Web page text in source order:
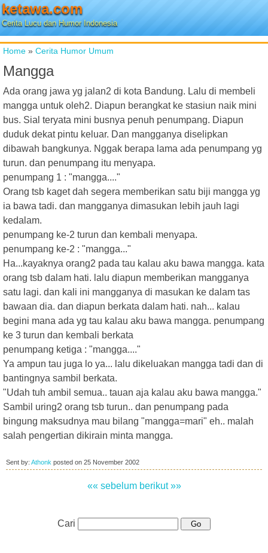
ketawa.com
Cerita Lucu dan Humor Indonesia
Home » Cerita Humor Umum
Mangga
Ada orang jawa yg jalan2 di kota Bandung. Lalu di membeli
mangga untuk oleh2. Diapun berangkat ke stasiun naik mini
bus. Sial teryata mini busnya penuh penumpang. Diapun
duduk dekat pintu keluar. Dan mangganya diselipkan
dibawah bangkunya. Nggak berapa lama ada penumpang yg
turun. dan penumpang itu menyapa.
penumpang 1 : "mangga...."
Orang tsb kaget dah segera memberikan satu biji mangga yg
ia bawa tadi. dan mangganya dimasukan lebih jauh lagi
kedalam.
penumpang ke-2 turun dan kembali menyapa.
penumpang ke-2 : "mangga..."
Ha...kayaknya orang2 pada tau kalau aku bawa mangga. kata
orang tsb dalam hati. lalu diapun memberikan mangganya
satu lagi. dan kali ini mangganya di masukan ke dalam tas
bawaan dia. dan diapun berkata dalam hati. nah... kalau
begini mana ada yg tau kalau aku bawa mangga. penumpang
ke 3 turun dan kembali berkata
penumpang ketiga : "mangga...."
Ya ampun tau juga lo ya... lalu dikeluakan mangga tadi dan di
bantingnya sambil berkata.
"Udah tuh ambil semua.. tauan aja kalau aku bawa mangga."
Sambil uring2 orang tsb turun.. dan penumpang pada
bingung maksudnya mau bilang "mangga=mari" eh.. malah
salah pengertian dikirain minta mangga.
Sent by: Athonk posted on 25 November 2002
«« sebelum berikut »»
Cari